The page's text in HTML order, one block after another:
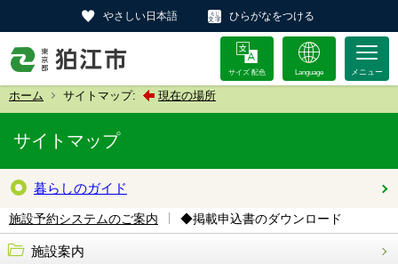
やさしい日本語 ひらがなをつける
サイズ 配色 Language
ホーム サイトマップ: 現在の場所
サイトマップ
暮らしのガイド
施設予約システムのご案内 ◆掲載申込書のダウンロード
施設案内